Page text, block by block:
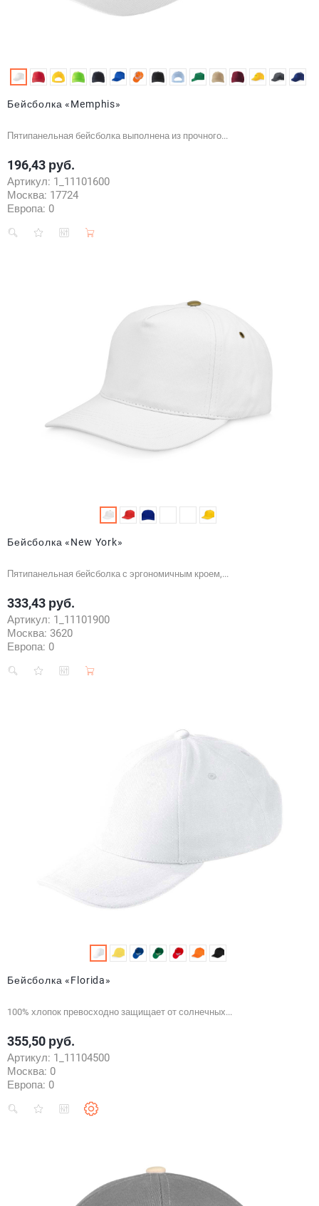
Бейсболка «Memphis»
Пятипанельная бейсболка выполнена из прочного...
Цена
196,43 руб.
Артикул: 1_11101600
Москва: 17724
Европа: 0
Бейсболка «New York»
Пятипанельная бейсболка с эргономичным кроем,...
Цена
333,43 руб.
Артикул: 1_11101900
Москва: 3620
Европа: 0
Бейсболка «Florida»
100% хлопок превосходно защищает от солнечных...
Цена
355,50 руб.
Артикул: 1_11104500
Москва: 0
Европа: 0